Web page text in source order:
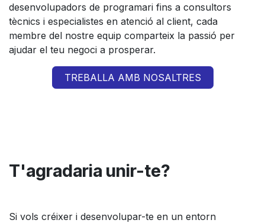
desenvolupadors de programari fins a consultors
tècnics i especialistes en atenció al client, cada
membre del nostre equip comparteix la passió per
ajudar el teu negoci a prosperar.
TREBALLA AMB NOSALTRES
T'agradaria unir-te?
Si vols créixer i desenvolupar-te en un entorn